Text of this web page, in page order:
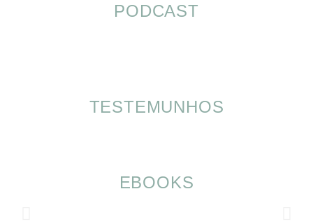
PODCAST
TESTEMUNHOS
EBOOKS